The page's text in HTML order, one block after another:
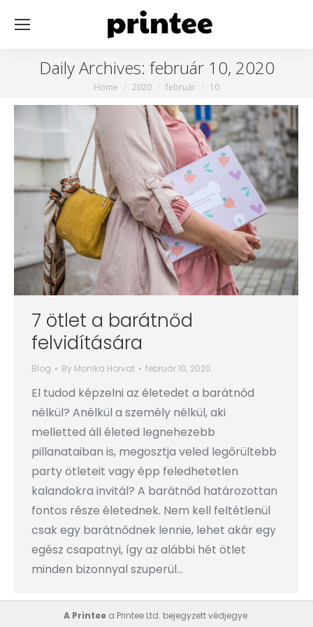
Daily Archives: február 10, 2020
You are here:
Home 2020 február 10
7 ötlet a barátnőd
felvidítására
Blog By Monika Horvat február 10, 2020
El tudod képzelni az életedet a barátnőd
nélkül? Anélkül a személy nélkül, aki
melletted áll életed legnehezebb
pillanataiban is, megosztja veled legőrültebb
party ötleteit vagy épp feledhetetlen
kalandokra invitál? A barátnőd határozottan
fontos része életednek. Nem kell feltétlenül
csak egy barátnődnek lennie, lehet akár egy
egész csapatnyi, így az alábbi hét ötlet
minden bizonnyal szuperül…
A Printee a Printee Ltd. bejegyzett védjegye.